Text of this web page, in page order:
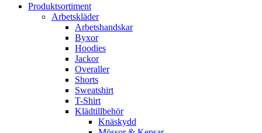
Produktsortiment
Arbetskläder
Arbetshandskar
Byxor
Hoodies
Jackor
Overaller
Shorts
Sweatshirt
T-Shirt
Klädtillbehör
Knäskydd